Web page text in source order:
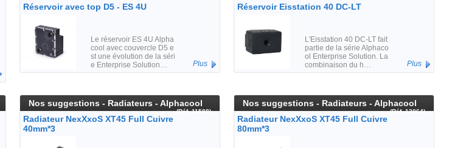
Réservoir avec top D5 - ES 4U
Le réservoir ES 4U Alpha
cool avec couvercle D5 e
st une évolution de la séri
e Enterprise Solution…
Plus
Réservoir Eisstation 40 DC-LT
L'Eisstation 40 DC-LT fait
partie de la série Alphaco
ol Enterprise Solution. La
combinaison du h…
Plus
Nos suggestions - Radiateurs - Alphacool
(Réf. 11588)
Radiateur NexXxoS XT45 Full Cuivre
40mm*3
Nos suggestions - Radiateurs - Alphacool
(Réf. 13064)
Radiateur NexXxoS XT45 Full Cuivre
80mm*3